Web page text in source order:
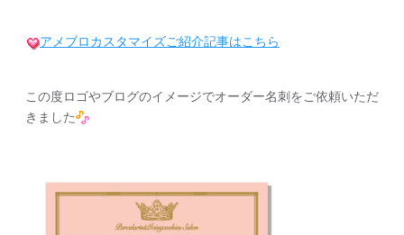
アメブロカスタマイズご紹介記事はこちら
この度ロゴやブログのイメージでオーダー名刺をご依頼いただ
きました